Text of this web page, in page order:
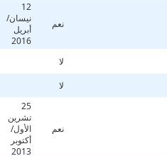
نعم
12
نيسان/
أبريل
2016
نعم
25
تشرين
الأول/
أكتوبر
2013